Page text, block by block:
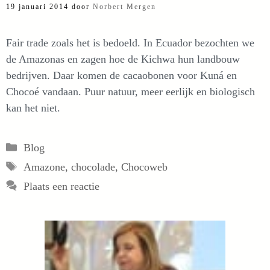
19 januari 2014 door Norbert Mergen
Fair trade zoals het is bedoeld. In Ecuador bezochten we
de Amazonas en zagen hoe de Kichwa hun landbouw
bedrijven. Daar komen de cacaobonen voor Kuná en
Chocoé vandaan. Puur natuur, meer eerlijk en biologisch
kan het niet.
Categorieën
Blog
Tags
Amazone, chocolade, Chocoweb
Plaats een reactie